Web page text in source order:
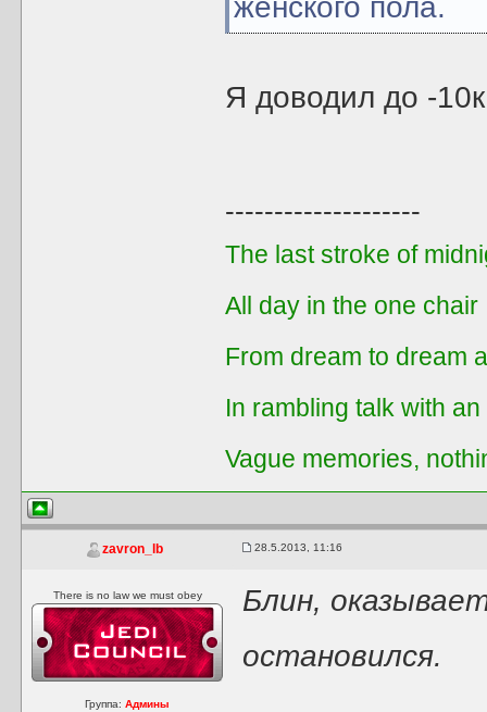
женского пола.
Я доводил до -
--------------------
The last stroke of
All day in the one chair
From dream to dream
In rambling talk with
Vague memories,
zavron_lb 28.5.2013, 11:16
There is no law we must obey
Группа:Админы
Блин,
остановился.